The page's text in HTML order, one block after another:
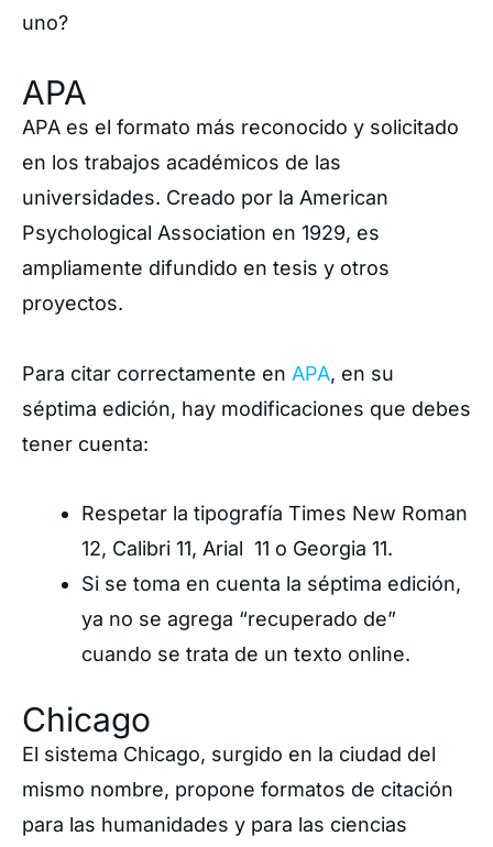
uno?
APA
APA es el formato más reconocido y solicitado
en los trabajos académicos de las
universidades. Creado por la American
Psychological Association en 1929, es
ampliamente difundido en tesis y otros
proyectos.
Para citar correctamente en APA, en su
séptima edición, hay modificaciones que debes
tener cuenta:
Respetar la tipografía Times New Roman
12, Calibri 11, Arial 11 o Georgia 11.
Si se toma en cuenta la séptima edición,
ya no se agrega “recuperado de”
cuando se trata de un texto online.
Chicago
El sistema Chicago, surgido en la ciudad del
mismo nombre, propone formatos de citación
para las humanidades y para las ciencias